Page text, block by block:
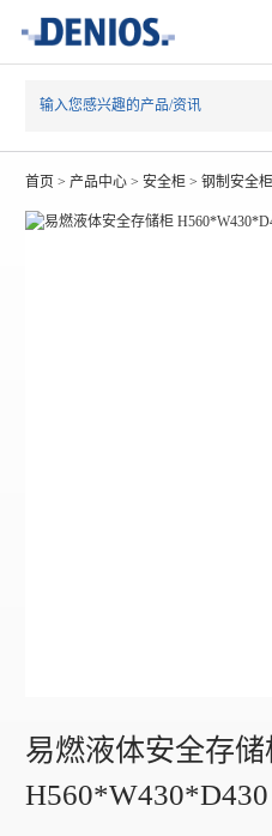
首页 > 产品中心> 安全柜> 钢制安全柜
易燃液体安全存储
H560*W430*D430